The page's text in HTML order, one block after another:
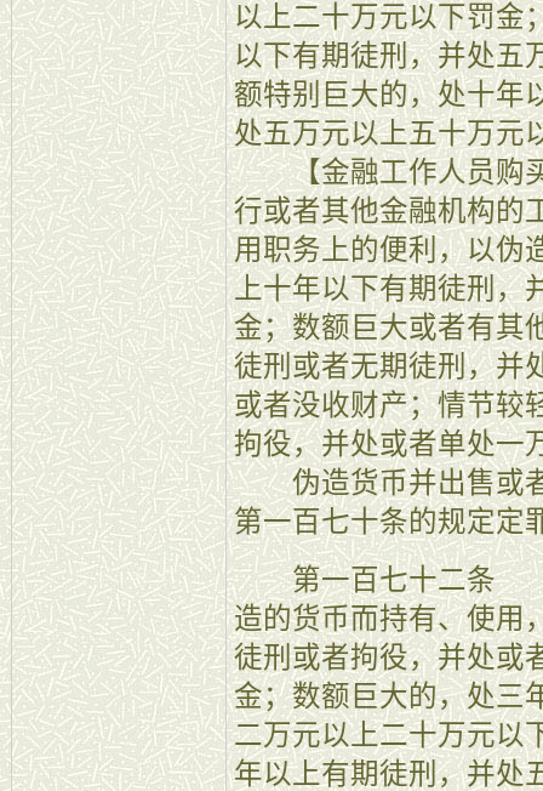
以上二十万元以下罚金
以下有期徒刑，并处五
额特别巨大的，处十年
处五万元以上五十万元
【金融工作人员购买
行或者其他金融机构的
用职务上的便利，以伪
上十年以下有期徒刑，
金；数额巨大或者有其
徒刑或者无期徒刑，并
或者没收财产；情节较
拘役，并处或者单处一
伪造货币并出售或者
第一百七十条的规定定
第一百七十二条 【
造的货币而持有、使用
徒刑或者拘役，并处或
金；数额巨大的，处三
二万元以上二十万元以
年以上有期徒刑，并处